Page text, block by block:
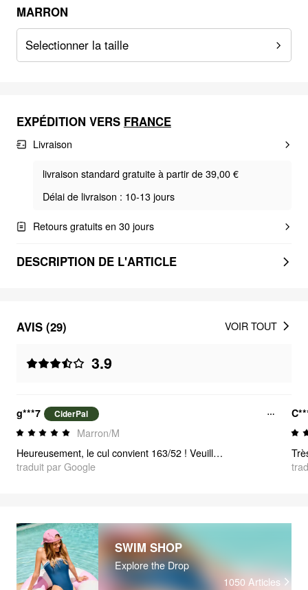
MARRON
Selectionner la taille
EXPÉDITION VERS FRANCE
Livraison
livraison standard gratuite à partir de 39,00 €
Délai de livraison : 10-13 jours
Retours gratuits en 30 jours
DESCRIPTION DE L'ARTICLE
AVIS (29)
3.9
VOIR TOUT
g***7 CiderPal
Marron/M
Heureusement, le cul convient 163/52 ! Veuillez noter que j'ai des hanches larges.
traduit par Google
SWIM SHOP
Explore the Drop
1050 Articles